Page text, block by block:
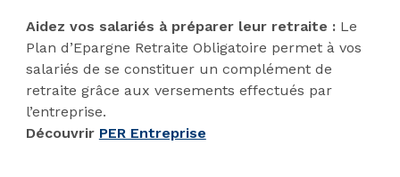
Aidez vos salariés à préparer leur retraite : Le
Plan d’Epargne Retraite Obligatoire permet à vos
salariés de se constituer un complément de
retraite grâce aux versements effectués par
l’entreprise.
Découvrir PER Entreprise